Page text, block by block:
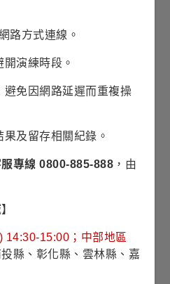
RR3(穩健型)
7.05% (理柏三年期原幣別)
Blended 50% MSCI USA
Yield Index + 25%
High Yield Very Liquid
Index + 25% Bloomberg US
Aggregate Index
路方式連線。
演練時段。
避免因網路延遲而重複操
及留存相關紀錄。
專線 0800-885-888 ，由
14:30-15:00；中部地區
縣、彰化縣、雲林縣、嘉